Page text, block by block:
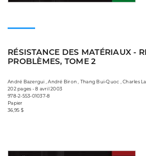
RÉSISTANCE DES MATÉRIAUX -
PROBLÈMES, TOME 2
André Bazergui , André Biron , Thang Bui-Quoc , Charles
202 pages • 8 avril 2003
978-2-553-01037-8
Papier
36,95 $